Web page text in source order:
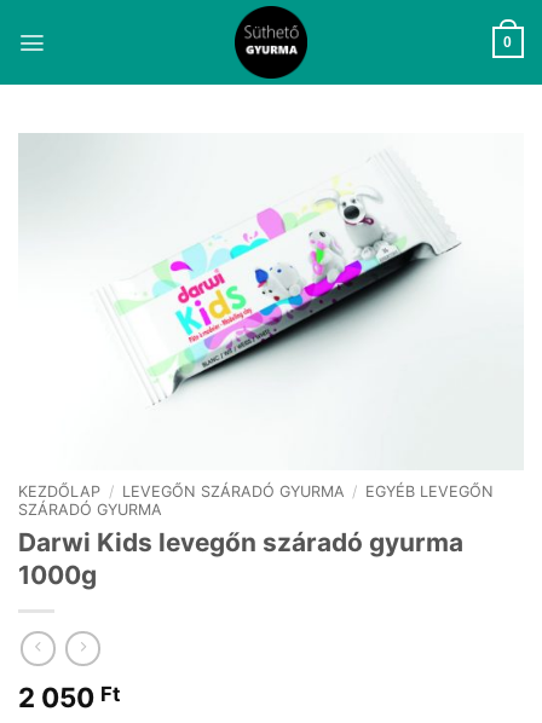
0
KEZDŐLAP / LEVEGŐN SZÁRADÓ GYURMA / EGYÉB LEVEGŐN
SZÁRADÓ GYURMA
Darwi Kids levegőn száradó gyurma
1000g
2 050 Ft